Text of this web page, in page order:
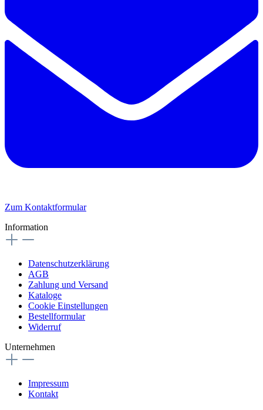
Zum Kontaktformular
Information
Datenschutzerklärung
AGB
Zahlung und Versand
Kataloge
Cookie Einstellungen
Bestellformular
Widerruf
Unternehmen
Impressum
Kontakt